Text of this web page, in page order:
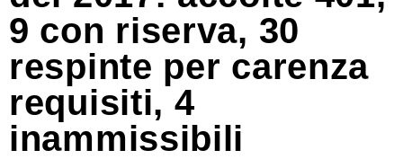
9 con riserva, 30
respinte per carenza
requisiti, 4
inammissibili